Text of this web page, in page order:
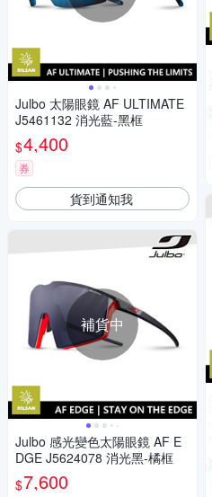
Julbo 太陽眼鏡 AF ULTIMATE
J5461132 消光藍-黑框
$4,400
券
貨到通知我
補貨中
Julbo 感光變色太陽眼鏡 AF E
DGE J5624078 消光黑-橘框
$7,600